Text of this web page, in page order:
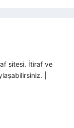
sitesi. İtiraf ve
|